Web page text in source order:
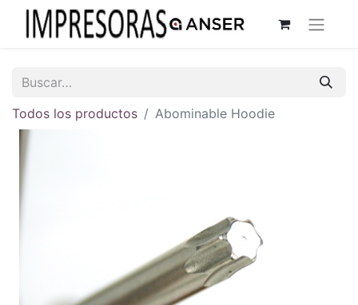
Todos los productos Abominable Hoodie